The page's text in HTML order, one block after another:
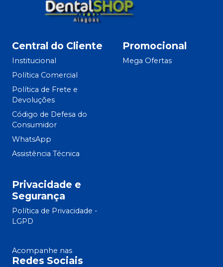
Central do Cliente
Institucional
Política Comercial
Política de Frete e
Devoluções
Código de Defesa do
Consumidor
WhatsApp
Assistência Técnica
Promocional
Mega Ofertas
Privacidade e
Segurança
Política de Privacidade -
LGPD
Acompanhe nas
Redes Sociais